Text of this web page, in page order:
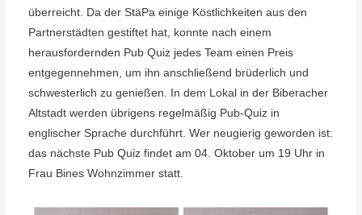
überreicht. Da der StäPa einige Köstlichkeiten aus den
Partnerstädten gestiftet hat, konnte nach einem
herausfordernden Pub Quiz jedes Team einen Preis
entgegennehmen, um ihn anschließend brüderlich und
schwesterlich zu genießen. In dem Lokal in der Biberacher
Altstadt werden übrigens regelmäßig Pub-Quiz in
englischer Sprache durchführt. Wer neugierig geworden ist:
das nächste Pub Quiz findet am 04. Oktober um 19 Uhr in
Frau Bines Wohnzimmer statt.